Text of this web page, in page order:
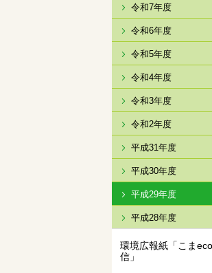
令和7年度
令和6年度
令和5年度
令和4年度
令和3年度
令和2年度
平成31年度
平成30年度
平成29年度
平成28年度
環境広報紙「こま
信」